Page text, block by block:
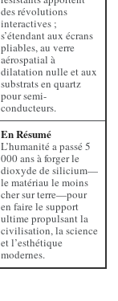
des révolutions
interactives ;
s’étendant aux écrans
pliables, au verre
aérospatial à
dilatation nulle et aux
substrats en quartz
pour semi-
conducteurs.
En Résumé
L’humanité a passé 5
000 ans à forger le
dioxyde de silicium—
le matériau le moins
cher sur terre—pour
en faire le support
ultime propulsant la
civilisation, la science
et l’esthétique
modernes.